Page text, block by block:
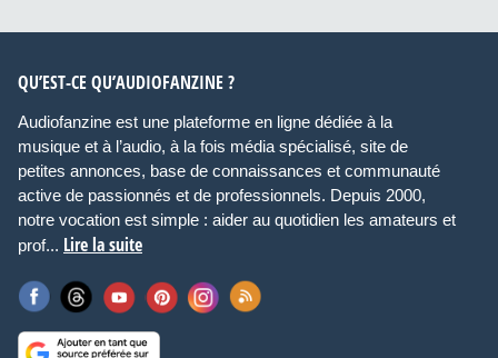
QU’EST-CE QU’AUDIOFANZINE ?
Audiofanzine est une plateforme en ligne dédiée à la
musique et à l’audio, à la fois média spécialisé, site de
petites annonces, base de connaissances et communauté
active de passionnés et de professionnels. Depuis 2000,
notre vocation est simple : aider au quotidien les amateurs et
prof... Lire la suite